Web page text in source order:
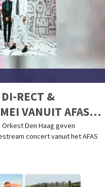
RECT &
VANUIT AFAS
Orkest Den Haag geven
concert vanuit het AFAS